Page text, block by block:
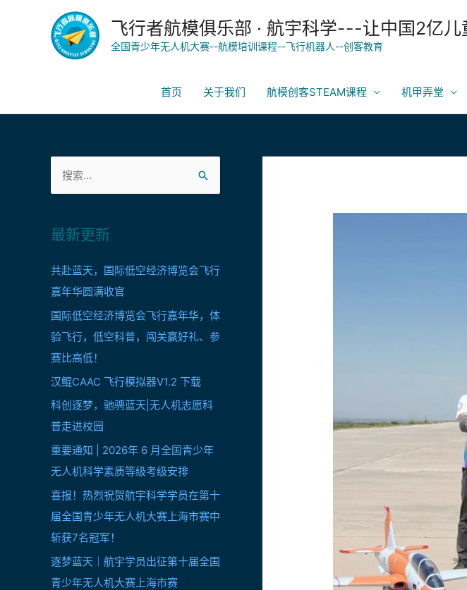
飞行者航模俱乐部 · 航宇科学---让中国2亿儿
全国青少年无人机大赛--航模培训课程--飞行机器人--创客教育
首页 关于我们 航模创客STEAM课程 机甲弄堂
最新更新
共赴蓝天，国际低空经济博览会飞行
嘉年华圆满收官
国际低空经济博览会飞行嘉年华，体
验飞行，低空科普，闯关赢好礼、参
赛比高低！
汉鲲CAAC 飞行模拟器V1.2 下载
科创逐梦，驰骋蓝天|无人机志愿科
普走进校园
重要通知 | 2026年 6 月全国青少年
无人机科学素质等级考级安排
喜报！热烈祝贺航宇科学学员在第十
届全国青少年无人机大赛上海市赛中
斩获7名冠军！
逐梦蓝天｜航宇学员出征第十届全国
青少年无人机大赛上海市赛